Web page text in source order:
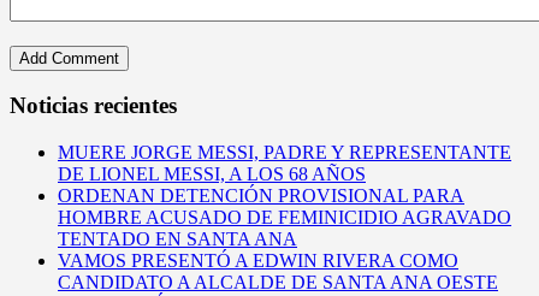
Noticias recientes
MUERE JORGE MESSI, PADRE Y REPRESENTANTE
DE LIONEL MESSI, A LOS 68 AÑOS
ORDENAN DETENCIÓN PROVISIONAL PARA
HOMBRE ACUSADO DE FEMINICIDIO AGRAVADO
TENTADO EN SANTA ANA
VAMOS PRESENTÓ A EDWIN RIVERA COMO
CANDIDATO A ALCALDE DE SANTA ANA OESTE